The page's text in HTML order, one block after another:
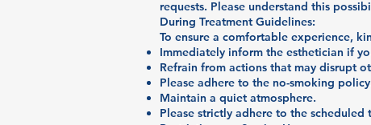
requests. Please understand this
During Treatment Guidelines:
To ensure a comfortable experience,
Immediately inform the esthetician if
Refrain from actions that may disrupt
Please adhere to the no-smoking
Maintain a quiet atmosphere.
Please strictly adhere to the scheduled